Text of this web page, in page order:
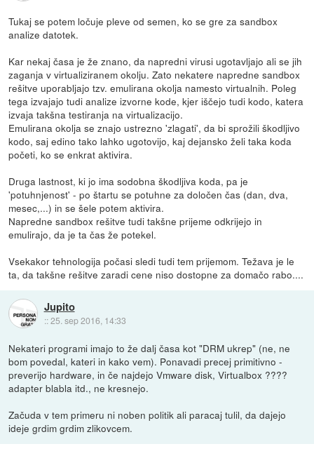
Tukaj se potem ločuje pleve od semen, ko se gre za sandbox
analize datotek.
Kar nekaj časa je že znano, da napredni virusi ugotavljajo ali se jih
zaganja v virtualiziranem okolju. Zato nekatere napredne sandbox
rešitve uporabljajo tzv. emulirana okolja namesto virtualnih. Poleg
tega izvajajo tudi analize izvorne kode, kjer iščejo tudi kodo, katera
izvaja takšna testiranja na virtualizacijo.
Emulirana okolja se znajo ustrezno 'zlagati', da bi sprožili škodljivo
kodo, saj edino tako lahko ugotovijo, kaj dejansko želi taka koda
početi, ko se enkrat aktivira.
Druga lastnost, ki jo ima sodobna škodljiva koda, pa je
'potuhnjenost' - po štartu se potuhne za določen čas (dan, dva,
mesec,...) in se šele potem aktivira.
Napredne sandbox rešitve tudi takšne prijeme odkrijejo in
emulirajo, da je ta čas že potekel.
Vsekakor tehnologija počasi sledi tudi tem prijemom. Težava je le
ta, da takšne rešitve zaradi cene niso dostopne za domačo rabo....
Jupito
::25. sep 2016, 14:33
Nekateri programi imajo to že dalj časa kot "DRM ukrep" (ne, ne
bom povedal, kateri in kako vem). Ponavadi precej primitivno -
preverijo hardware, in če najdejo Vmware disk, Virtualbox ????
adapter blabla itd., ne kresnejo.
Začuda v tem primeru ni noben politik ali paracaj tulil, da dajejo
ideje grdim grdim zlikovcem.